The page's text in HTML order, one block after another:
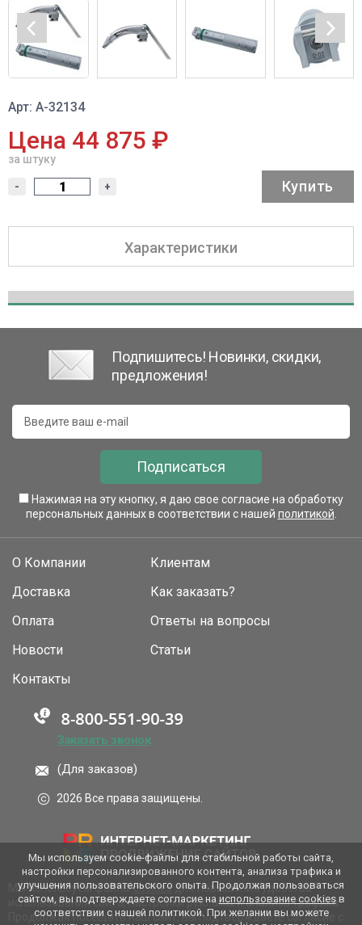
Арт: A-32134
Цена 44 875 ₽
за штуку
- + Купить
Характеристики
Подпишитесь! Новинки, скидки,
предложения!
Подписаться
Нажимая на эту кнопку, я даю свое согласие на обработку
персональных данных в соответствии с нашей политикой
О Компании
Доставка
Оплата
Новости
Клиентам
Как заказать?
Ответы на вопросы
Статьи
Контакты
Заказать звонок
(Для заказов)
2026 Все права защищены.
Мы используем файлыcookies для повышения удобства
использования сайта, настройки рекламы и анализа трафика.
Продолжая посещать наш сайт, вы подтверждаете согласие с
Мы используем cookie-файлы для стабильной работы сайта,
настройки персонализированного контента, анализа трафика и
улучшения пользовательского опыта. Продолжая пользоваться
сайтом, вы подтверждаете согласие на использование cookiesв
соответствии с нашей политикой. При желании вы можете